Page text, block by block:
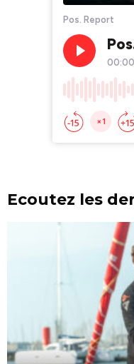
Ecoutez les